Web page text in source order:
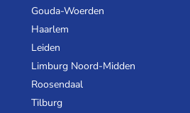
Gouda-Woerden
Haarlem
Leiden
Limburg Noord-Midden
Roosendaal
Tilburg